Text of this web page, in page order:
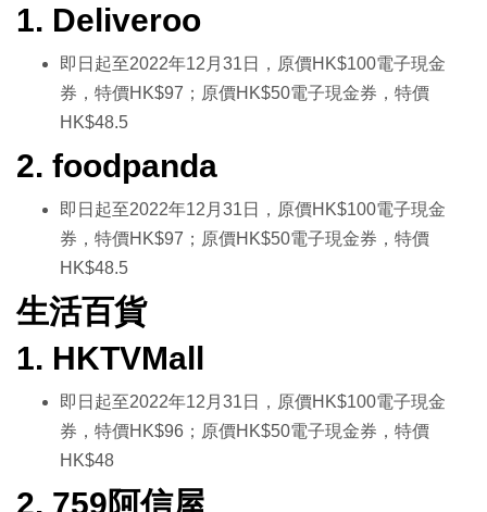
1. Deliveroo
即日起至2022年12月31日，原價HK$100電子現金
券，特價HK$97；原價HK$50電子現金券，特價
HK$48.5
2. foodpanda
即日起至2022年12月31日，原價HK$100電子現金
券，特價HK$97；原價HK$50電子現金券，特價
HK$48.5
生活百貨
1. HKTVMall
即日起至2022年12月31日，原價HK$100電子現金
券，特價HK$96；原價HK$50電子現金券，特價
HK$48
2. 759阿信屋